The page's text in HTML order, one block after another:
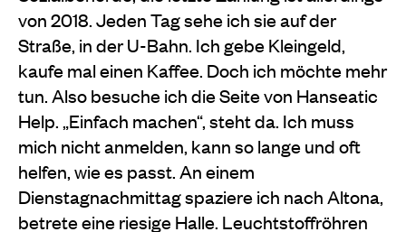
von 2018. Jeden Tag sehe ich sie auf der
Straße, in der U-Bahn. Ich gebe Kleingeld,
kaufe mal einen Kaffee. Doch ich möchte mehr
tun. Also besuche ich die Seite von Hanseatic
Help. „Einfach machen“, steht da. Ich muss
mich nicht anmelden, kann so lange und oft
helfen, wie es passt. An einem
Dienstagnachmittag spaziere ich nach Altona,
betrete eine riesige Halle. Leuchtstoffröhren